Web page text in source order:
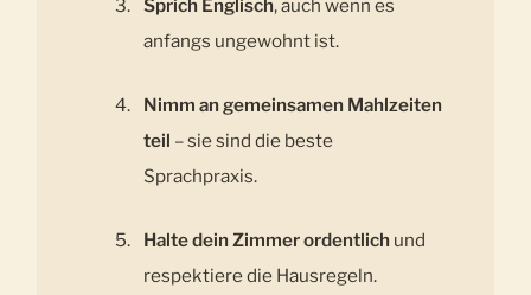
Sprich Englisch, auch wenn es
anfangs ungewohnt ist.
Nimm an gemeinsamen Mahlzeiten
teil – sie sind die beste
Sprachpraxis.
Halte dein Zimmer ordentlich und
respektiere die Hausregeln.